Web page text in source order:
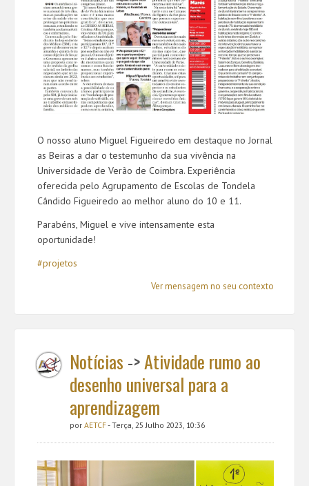
O nosso aluno Miguel Figueiredo em destaque no Jornal
as Beiras a dar o testemunho da sua vivência na
Universidade de Verão de Coimbra. Experiência
oferecida pelo Agrupamento de Escolas de Tondela
Cândido Figueiredo ao melhor aluno do 10 e 11.
Parabéns, Miguel e vive intensamente esta
oportunidade!
#projetos
Ver mensagem no seu contexto
Notícias ->Atividade rumo ao
desenho universal para a
aprendizagem
por AETCF- Terça, 25 Julho 2023, 10:36